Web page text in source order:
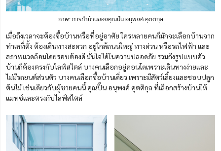
ภาพ: การทำบ้านของคุณปิ๊น อนุพงศ์ คุตติกุล
เมื่อถึงเวลาจะต้องซื้อบ้านหรือที่อยู่อาศัย ใครหลายคนก็มักจะเลือกบ้านจาก
ทำเลที่ตั้ง ต้องเดินทางสะดวก อยู่ใกล้ถนนใหญ่ ทางด่วน หรือรถไฟฟ้า และ
สภาพแวดล้อมโดยรอบต้องดี มั่นใจได้ในความปลอดภัย รวมถึงรูปแบบตัว
บ้านก็ต้องตรงกับไลฟ์สไตล์ บางคนเลือกอยู่คอนโดเพราะเดินทางง่ายและ
ไม่มีรถยนต์ส่วนตัว บางคนเลือกซื้อบ้านเดี่ยว เพราะมีสัตว์เลี้ยงและชอบปลูก
ต้นไม้ เช่นเดียวกับผู้ชายคนนี้ คุณปิ๊น อนุพงศ์ คุตติกุล ที่เลือกสร้างบ้านให้
แมทช์และตรงกับไลฟ์สไตล์